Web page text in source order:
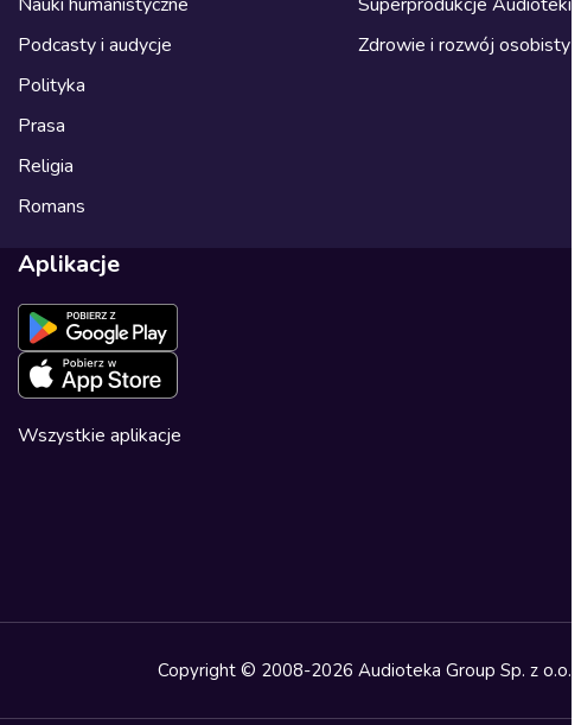
Podcasty i audycje
Polityka
Prasa
Religia
Romans
Zdrowie i rozwój osobisty
Aplikacje
Wszystkie aplikacje
Copyright © 2008-2026 Audioteka Group Sp. z o.o.